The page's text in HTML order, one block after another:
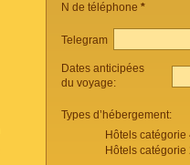
N de téléphone *
Telegram
Dates anticipées
du voyage:
Types d’hébergement:
Hôtels
Hôtels